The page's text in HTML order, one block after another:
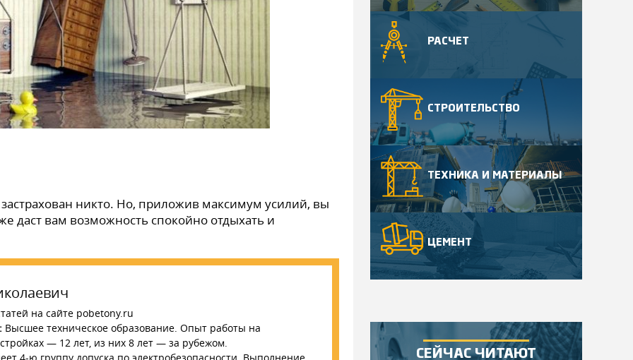
никто. Но, приложив максимум усилий, вы
даст вам возможность спокойно отдыхать и
на сайте pobetony.ru
Высшее техническое образование. Опыт работы на
— 12 лет, из них 8 лет — за рубежом.
РАСЧЕТ
СТРОИТЕЛЬСТВО
ТЕХНИКА И МАТЕРИАЛЫ
ЦЕМЕНТ
СЕЙЧАС ЧИТАЮТ